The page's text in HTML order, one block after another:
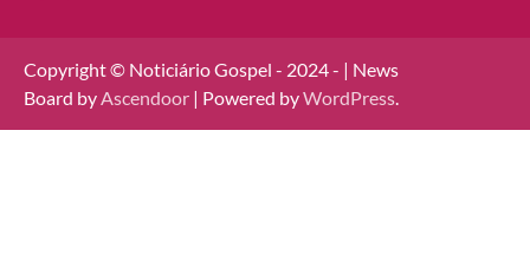
Copyright © Noticiário Gospel - 2024 - | News
Board byAscendoor | Powered byWordPress.